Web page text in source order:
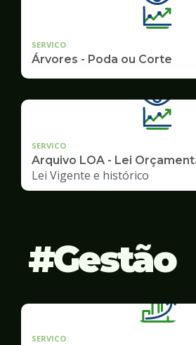
SERVICO
Árvores - Poda ou Corte
SERVICO
Arquivo LOA - Lei
Lei Vigente e histórico
Gestão
SERVICO